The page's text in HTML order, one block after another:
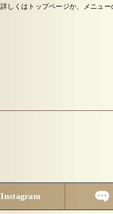
詳しくはトップページか、メニュー
Instagram